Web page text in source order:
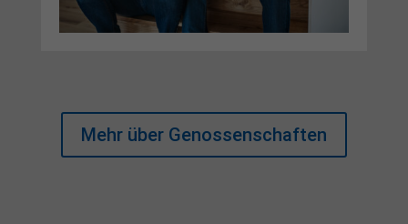
Mehr über Genossenschaften